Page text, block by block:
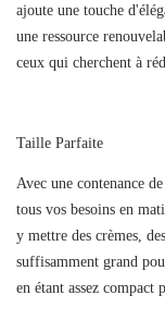
ajoute une touche
une ressource
ceux qui cherchent à
Taille Parfaite
Avec une contenance
tous vos besoins en
y mettre des crèmes,
suffisamment grand
en étant assez compact